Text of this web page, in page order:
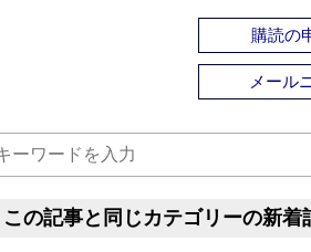
購読の
メール
この記事と同じカテゴリーの新着